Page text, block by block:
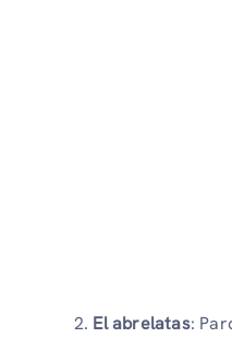
El abrelatas: